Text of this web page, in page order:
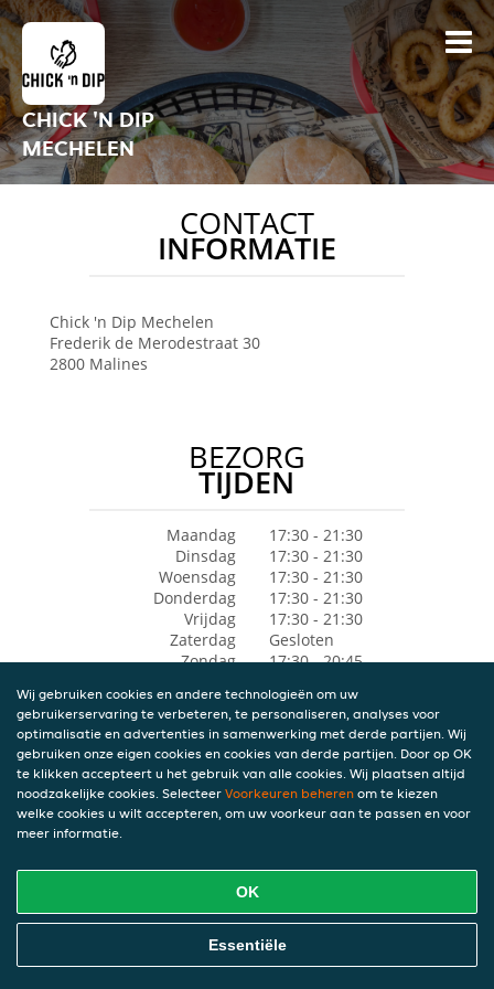
CHICK 'N DIP
MECHELEN
CONTACT
INFORMATIE
Chick 'n Dip Mechelen
Frederik de Merodestraat 30
2800 Malines
BEZORG
TIJDEN
Maandag
17:30 - 21:30
Dinsdag
17:30 - 21:30
Woensdag
17:30 - 21:30
Donderdag
17:30 - 21:30
Vrijdag
17:30 - 21:30
Zaterdag
Gesloten
Zondag
17:30 - 20:45
Wij gebruiken cookies en andere technologieën om uw
gebruikerservaring te verbeteren, te personaliseren, analyses voor
optimalisatie en advertenties in samenwerking met derde partijen. Wij
gebruiken onze eigen cookies en cookies van derde partijen. Door op OK
te klikken accepteert u het gebruik van alle cookies. Wij plaatsen altijd
noodzakelijke cookies. Selecteer Voorkeuren beheren om te kiezen
welke cookies u wilt accepteren, om uw voorkeur aan te passen en voor
meer informatie.
OK
Essentiële